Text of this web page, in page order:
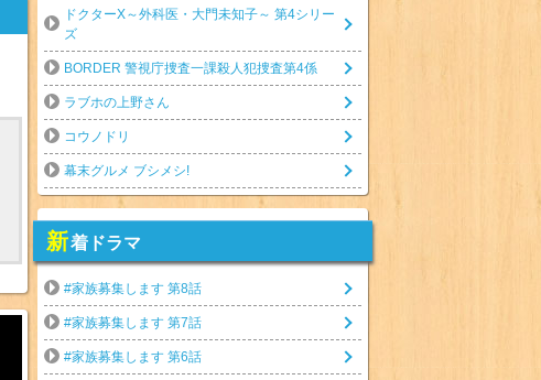
ドクターX～外科医・大門未知子～ 第4シリー
ズ
BORDER 警視庁捜査一課殺人犯捜査第4係
ラブホの上野さん
コウノドリ
幕末グルメ ブシメシ!
新着ドラマ
#家族募集します 第8話
#家族募集します 第7話
#家族募集します 第6話